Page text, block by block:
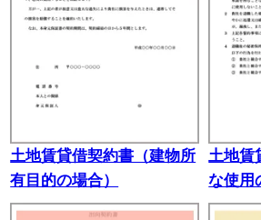
土地賃貸借契約書（建物所
有目的の場合）
土地賃
な使用